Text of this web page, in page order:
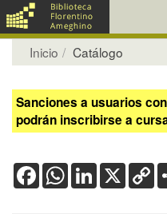
Inicio Catálogo
Sanciones a usuarios
podrán inscribirse a
FacebookWhatsApp
LinkedIn
X